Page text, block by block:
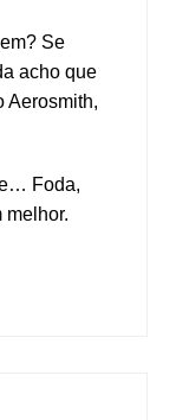
Se
acho que
Aerosmith,
Foda,
melhor.